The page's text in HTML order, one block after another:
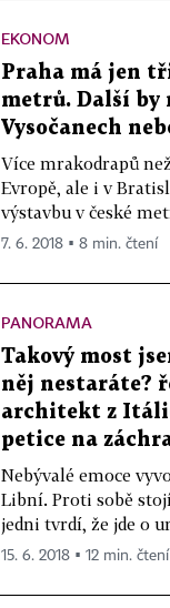
EKONOM
Praha má jen
metrů. Další by
Vysočanech
Více mrakodrapů
Evropě, ale i v
výstavbu v české
7. 6. 2018 ▪ 8 min. čtení
PANORAMA
Takový most
něj nestaráte?
architekt z
petice na
Nebývalé emoce
Libní. Proti sobě
jedni tvrdí, že jde o
15. 6. 2018 ▪ 12 min. čtení